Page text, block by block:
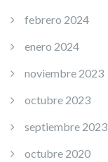
febrero 2024
enero 2024
noviembre 2023
octubre 2023
septiembre 2023
octubre 2020